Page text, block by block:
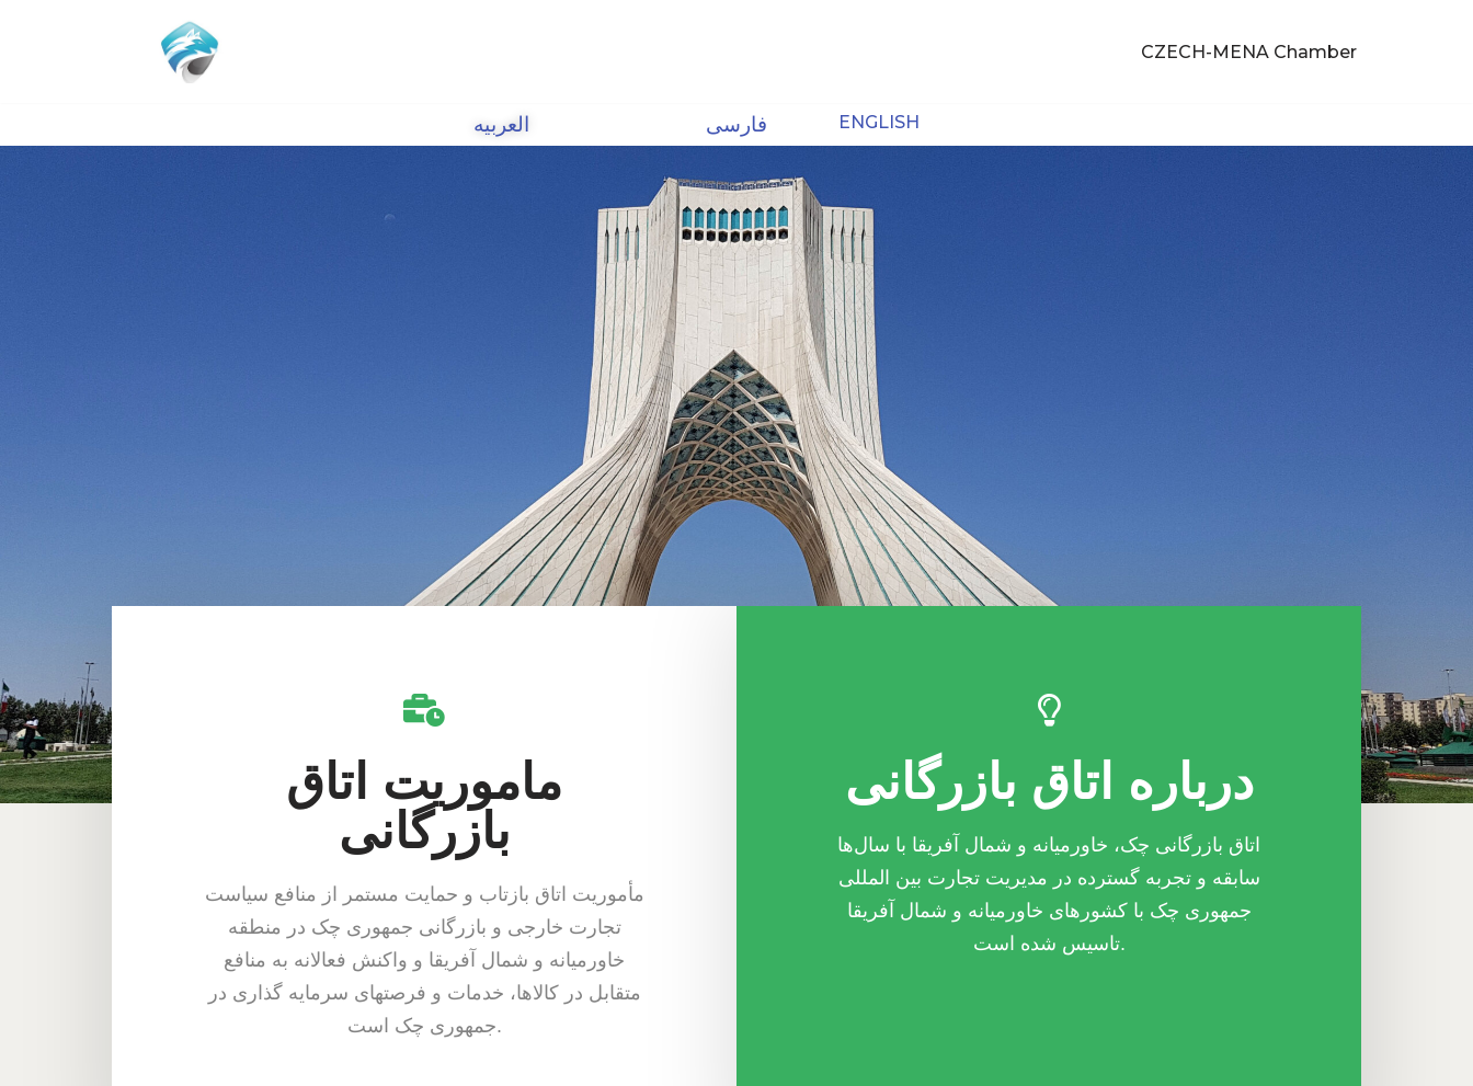
CZECH-MENA Chamber
العربیه فارسی ENGLISH
ماموریت اتاق
بازرگانی
مأموریت اتاق بازتاب و حمایت مستمر از منافع سیاست
تجارت خارجی و بازرگانی جمهوری چک در منطقه
خاورمیانه و شمال آفریقا و واکنش فعالانه به منافع
متقابل در کالاها، خدمات و فرصتهای سرمایه گذاری در
جمهوری چک است.
درباره اتاق بازرگانی
اتاق بازرگانی چک، خاورمیانه و شمال آفریقا با سال‌ها
سابقه و تجربه گسترده در مدیریت تجارت بین المللی
جمهوری چک با کشورهای خاورمیانه و شمال آفریقا
تاسیس شده است.